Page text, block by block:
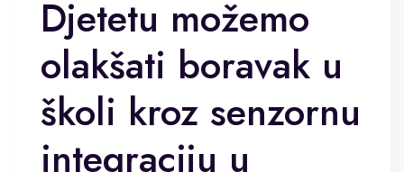
Djetetu možemo
olakšati boravak u
školi kroz senzornu
integraciju u